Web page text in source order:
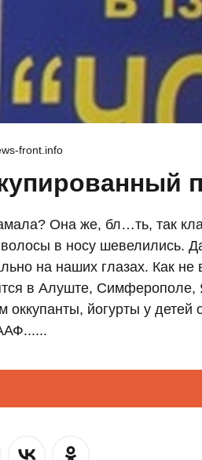
front.info
Она же, бл…ть, так
в носу шевелились.
на наших глазах. Как
в Алуште, Симферополе,
оккупанты, йогурты у